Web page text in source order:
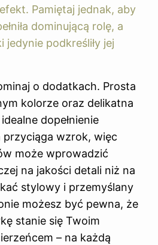
Pamiętaj jednak, aby
dominującą rolę, a
podkreśliły jej
o dodatkach. Prosta
kolorze oraz delikatna
dopełnienie
przyciąga wzrok, więc
może wprowadzić
na jakości detali niż na
stylowy i przemyślany
możesz być pewna, że
stanie się Twoim
– na każdą